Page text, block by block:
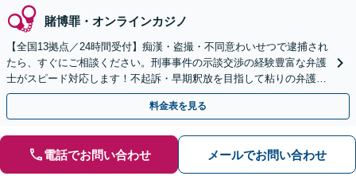
賭博罪・オンラインカジノ
【全国13拠点／24時間受付】痴漢・盗撮・不同意わいせつで逮捕され
たら、すぐにご相談ください。刑事事件の示談交渉の経験豊富な弁護
士がスピード対応します！不起訴・早期釈放を目指して粘りの弁護活
動を行います。
料金表を見る
電話でお問い合わせ メールでお問い合わせ